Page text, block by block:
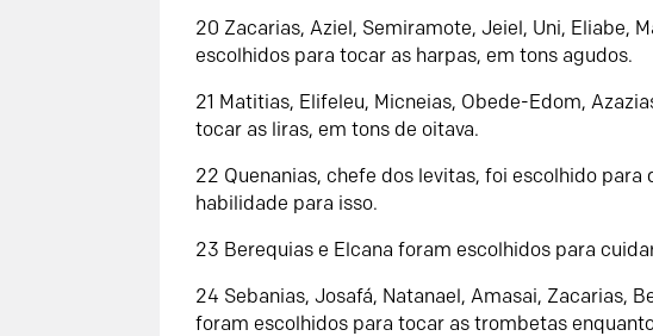
20 Zacarias, Aziel, Semiramote, Jeiel, Uni, Eliabe,
escolhidos para tocar as harpas, em tons agudos.
21 Matitias, Elifeleu, Micneias, Obede-Edom,
tocar as liras, em tons de oitava.
22 Quenanias, chefe dos levitas, foi escolhido para
habilidade para isso.
23 Berequias e Elcana foram escolhidos para
24 Sebanias, Josafá, Natanael, Amasai, Zacarias,
foram escolhidos para tocar as trombetas